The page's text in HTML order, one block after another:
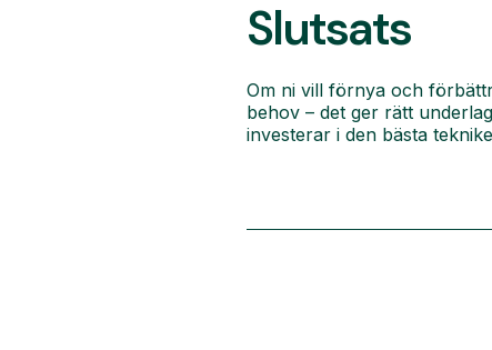
Slutsats
Om ni vill förnya och
behov – det ger rätt
investerar i den bästa